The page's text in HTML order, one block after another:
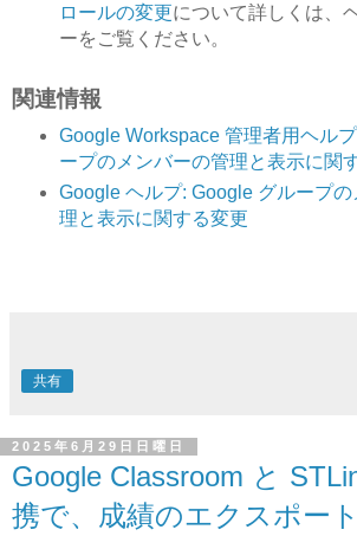
ロールの変更について詳しくは、
ーをご覧ください。
関連情報
Google Workspace 管理者用ヘル
ープのメンバーの管理と表示に関
Google ヘルプ: Google グループ
理と表示に関する変更
共有
2025年6月29日日曜日
Google Classroom と
携で、成績のエクスポー